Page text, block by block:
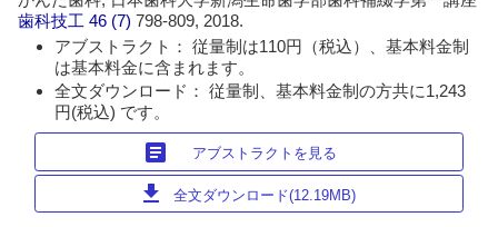
歯科技工 46 (7)798-809, 2018.
アブストラクト： 従量制は110円（税込）、基本料金制
は基本料金に含まれます。
全文ダウンロード： 従量制、基本料金制の方共に1,243
円(税込) です。
article アブストラクトを見る
download 全文ダウンロード(12.19MB)